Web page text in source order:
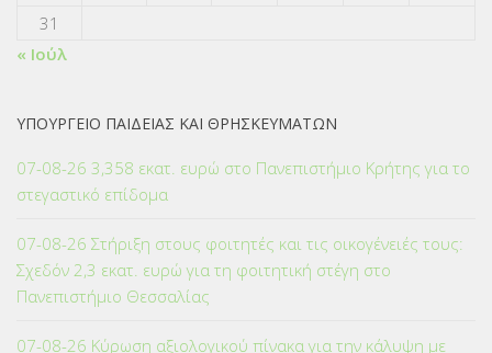
31
« Ιούλ
ΥΠΟΥΡΓΕΙΟ ΠΑΙΔΕΙΑΣ ΚΑΙ ΘΡΗΣΚΕΥΜΑΤΩΝ
07-08-26 3,358 εκατ. ευρώ στο Πανεπιστήμιο Κρήτης για το
στεγαστικό επίδομα
07-08-26 Στήριξη στους φοιτητές και τις οικογένειές τους:
Σχεδόν 2,3 εκατ. ευρώ για τη φοιτητική στέγη στο
Πανεπιστήμιο Θεσσαλίας
07-08-26 Κύρωση αξιολογικού πίνακα για την κάλυψη με